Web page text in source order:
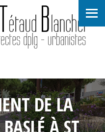
DE LA
À ST